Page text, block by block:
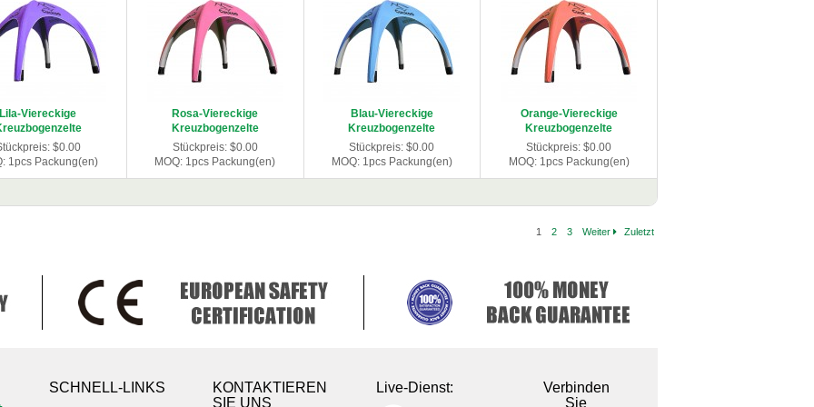
Lila-Viereckige
$0.00
1pcs Packung(en)
Rosa-Viereckige
Kreuzbogenzelte
Stückpreis: $0.00
MOQ: 1pcs Packung(en)
Blau-Viereckige
Kreuzbogenzelte
Stückpreis: $0.00
MOQ: 1pcs Packung(en)
Orange-Viereckige
Kreuzbogenzelte
Stückpreis: $0.00
MOQ: 1pcs Packung(en)
1 2 3 Weiter Zuletzt
SCHNELL-LINKS
KONTAKTIEREN
SIE UNS
Live-Dienst:
Verbinden
Sie